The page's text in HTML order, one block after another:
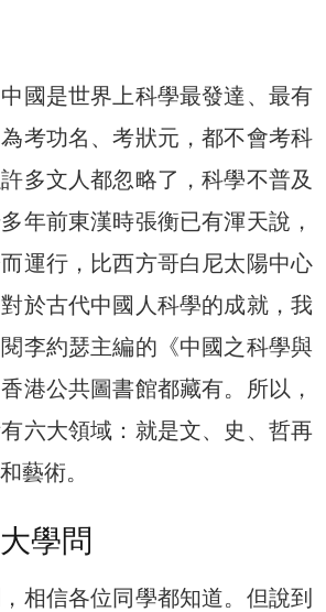
國是世界上科學最發達、最有
考功名、考狀元，都不會考科
多文人都忽略了，科學不普及
年前東漢時張衡已有渾天說，
運行，比西方哥白尼太陽中心
於古代中國人科學的成就，我
李約瑟主編的《中國之科學與
港公共圖書館都藏有。所以，
六大領域：就是文、史、哲再
藝術。
學問
相信各位同學都知道。但說到